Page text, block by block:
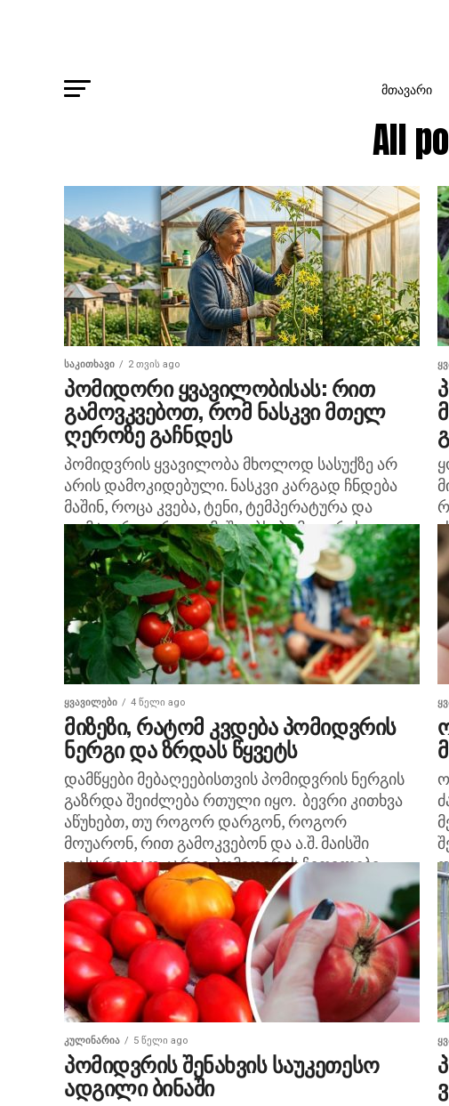
ᲛᲗᲐᲕᲐᲠᲘ
All
ᲡᲐᲙᲘᲗᲮᲐᲕᲘ 2 თვის ago
პომიდორი ყვავილობისას: რით
გამოვკვებოთ, რომ ნასკვი მთელ
ღეროზე გაჩნდეს
პომიდვრის ყვავილობა მხოლოდ სასუქზე არ
არის დამოკიდებული. ნასკვი კარგად ჩნდება
მაშინ, როცა კვება, ტენი, ტემპერატურა და
დამტვერვა ერთად მუშაობს. პომიდვრის
ყვავილობა: როგორ დავეხმაროთ ნასკვს მთელ
ღეროზე...
ᲧᲕᲐᲕᲘᲚᲔᲑᲘ 4 წელი ago
მიზეზი, რატომ კვდება პომიდვრის
ნერგი და ზრდას წყვეტს
დამწყები მებაღეებისთვის პომიდვრის ნერგის
გაზრდა შეიძლება რთული იყო. ბევრი კითხვა
აწუხებთ, თუ როგორ დარგონ, როგორ
მოუარონ, რით გამოკვებონ და ა.შ. მაისში
დასარგავად კარგი პომიდვრის ჩითილები
რომ...
ᲙᲣᲚᲘᲜᲐᲠᲘᲐ 5 წელი ago
პომიდვრის შენახვის საუკეთესო
ადგილი ბინაში